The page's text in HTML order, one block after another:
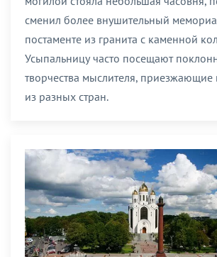
сменил более внушительный
постаменте из гранита с каменной
Усыпальницу часто посещают
творчества мыслителя,
из разных стран.